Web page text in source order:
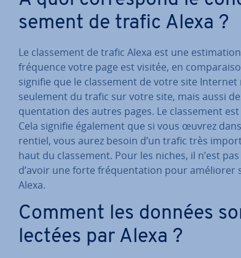
se­ment de trafic Alexa ?
Le clas­se­ment de trafic Alexa est une
fréquence votre page est visitée, en
signifie que le clas­se­ment de votre site Internet
seulement du trafic sur votre site, mais aussi
quen­ta­tion des autres pages. Le clas­se­ment
Cela signifie également que si vous œuvrez
ren­tiel, vous aurez besoin d’un trafic très
haut du clas­se­ment. Pour les niches, il n’est
d’avoir une forte fré­quen­ta­tion pour améliorer
Alexa.
Comment les données
lec­tées par Alexa ?